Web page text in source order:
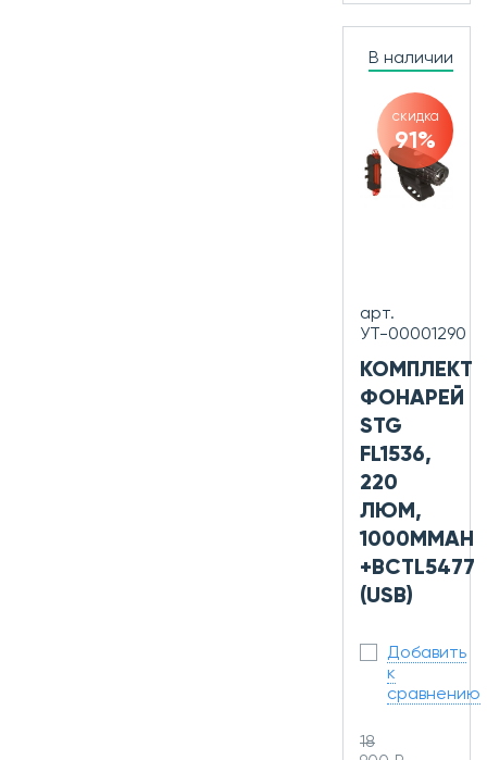
В наличии
скидка
91%
арт.
УТ-00001290
КОМПЛЕКТ
ФОНАРЕЙ
STG
FL1536,
220
ЛЮМ,
1000MMAH
+BCTL5477
(USB)
Добавить
к
сравнению
18